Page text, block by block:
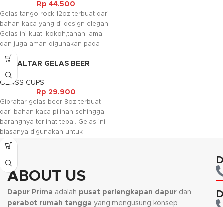
Rp 44.500
Gelas tango rock 12oz terbuat dari
bahan kaca yang di design elegan.
Gelas ini kuat, kokoh,tahan lama
dan juga aman digunakan pada
mesin pencuci piring elektrik. Gelas
ini biasanya digunakan untuk
minuman beer.
GIBRALTAR GELAS BEER
(8OZ)
GLASS CUPS
Rp 29.900
Gibraltar gelas beer 8oz terbuat
dari bahan kaca pilihan sehingga
barangnya terlihat tebal. Gelas ini
biasanya digunakan untuk
minuman beer.
ABOUT US
Dapur Prima adalah pusat perlengkapan dapur dan
perabot rumah tangga yang mengusung konsep